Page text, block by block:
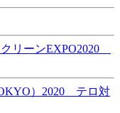
リーンEXPO2020
）2020 テロ対